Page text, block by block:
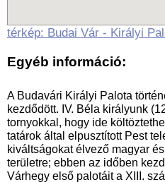
térkép: Budai Vár - Királyi
Egyéb információ:
A Budavári Királyi Palota
kezdődött. IV. Béla királyunk
tornyokkal, hogy ide
tatárok által elpusztított Pest
kiváltságokat élvező magyar
területre; ebben az időben
Várhegy első palotáit a XIII.